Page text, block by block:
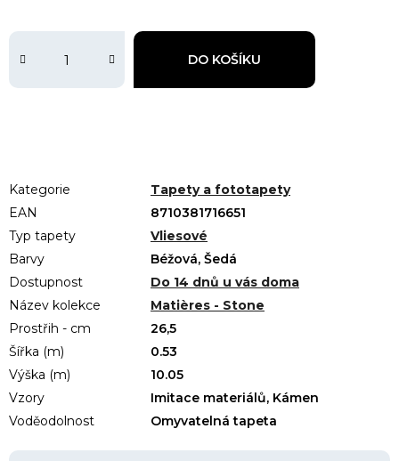
DO KOŠÍKU
Kategorie
Tapety a fototapety
EAN
8710381716651
Typ tapety
Vliesové
Barvy
Béžová, Šedá
Dostupnost
Do 14 dnů u vás doma
Název kolekce
Matières - Stone
Prostřih - cm
26,5
Šířka (m)
0.53
Výška (m)
10.05
Vzory
Imitace materiálů, Kámen
Voděodolnost
Omyvatelná tapeta